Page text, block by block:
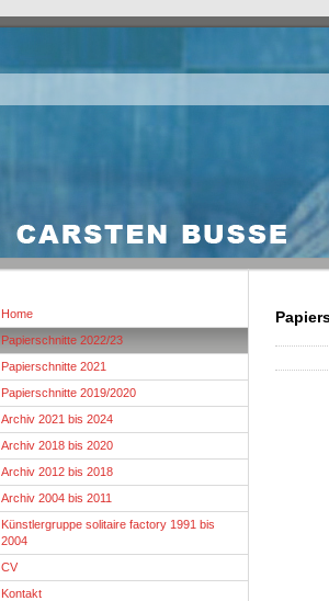
Home
Papierschnitte 2022/23
Papierschnitte 2021
Papierschnitte 2019/2020
Archiv 2021 bis 2024
Archiv 2018 bis 2020
Archiv 2012 bis 2018
Archiv 2004 bis 2011
Künstlergruppe solitaire factory 1991 bis
2004
CV
Kontakt